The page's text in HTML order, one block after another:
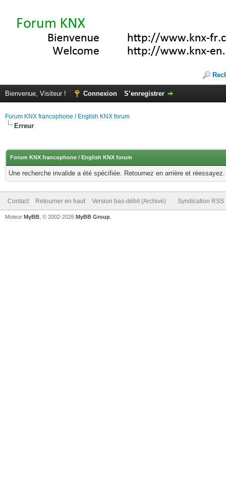
Bienvenue, Visiteur ! Connexion S’enregistrer
Forum KNX francophone / English KNX forum
Erreur
Forum KNX francophone / English KNX forum
Une recherche invalide a été spécifiée. Retournez en arrière et réessayez.
Contact Retourner en haut Version bas-débit (Archivé) Syndication RSS
Moteur MyBB , © 2002-2026 MyBB Group